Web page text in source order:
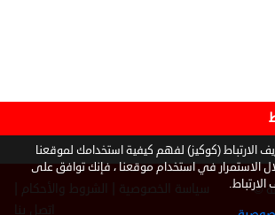
©
سياسة الخصوصية الشروط والأحكام
اتصل بنا
الارتباط (كوكيز) لفهم كيفية استخدامك لموقعنا
الاستمرار في استخدام موقعنا ، فإنك توافق على